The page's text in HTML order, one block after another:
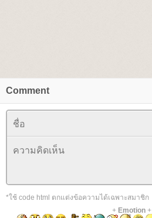
Comment
*ใช้ code html ตกแต่งข้อความได้เฉพาะสมาชิก
+ Emotion+